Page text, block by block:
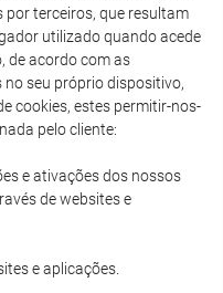
terceiros, que resultam
utilizado quando acede
de acordo com as
seu próprio dispositivo,
cookies, estes permitir-nos-
pelo cliente:
e ativações dos nossos
de websites e
e aplicações.